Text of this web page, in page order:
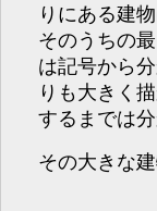
りにある建
そのうちの
は記号から
りも大きく
するまでは
その大きな